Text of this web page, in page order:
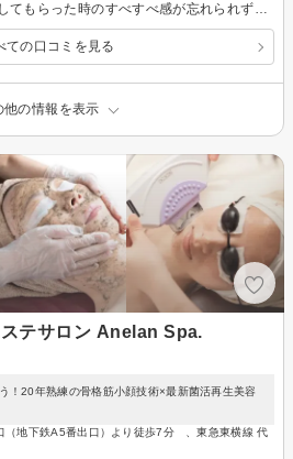
ブライダルでシェービングをしてもらった時のすべすべ感が忘れられず、今回このお店は初めてでしたがシェービングをお願いしました。 肌の状態を丁寧に聞き取っていただき、メニューにはなかった角栓の吸引もしていただき、小鼻のザラザラがなくなりました。 また利用したいです。
ての口コミを見る
他の情報を表示
テサロン Anelan Spa.
！20年熟練の骨格筋小顔技術×最新菌活再生美容
（地下鉄A5番出口）より徒歩7分 、東急東横線 代